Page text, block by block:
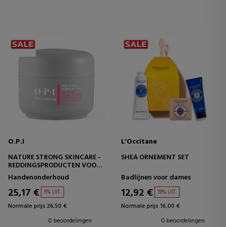
O.P.I
NATURE STRONG SKINCARE -
REDDINGSPRODUCTEN VOOR
DE NACHT
NAGELRIEMHERSTELLENDE
BALSEM
Handenonderhoud
25,17 € 5% UIT.
Normale prijs 26,50 €
0 beoordelingen
L'Occitane
SHEA ORNEMENT SET
Badlijnen voor dames
12,92 € 19% UIT.
Normale prijs 16,00 €
0 beoordelingen